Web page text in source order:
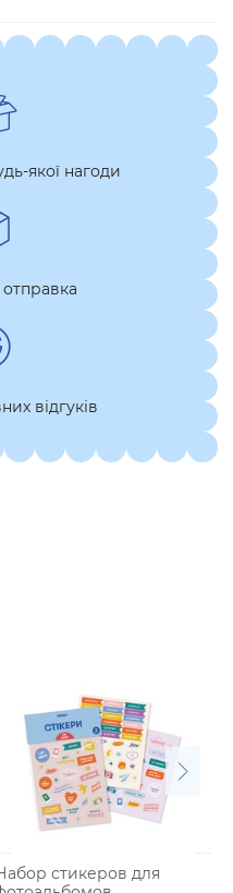
якої нагоди
відгуків
стикеров для